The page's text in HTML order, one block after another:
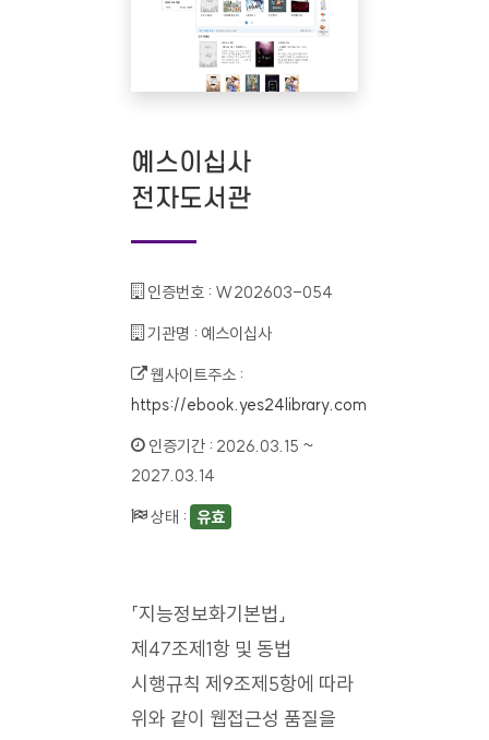
예스이십사
전자도서관
인증번호 : W202603-054
기관명 : 예스이십사
웹사이트주소 :
https://ebook.yes24library.com
인증기간 : 2026.03.15 ~
2027.03.14
상태 : 유효
「지능정보화기본법」
제47조제1항 및 동법
시행규칙 제9조제5항에 따라
위와 같이 웹접근성 품질을